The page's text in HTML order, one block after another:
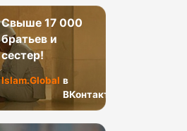
Свыше 17 000
братьев и
сестер!
Islam.Global в
ВКонтакте